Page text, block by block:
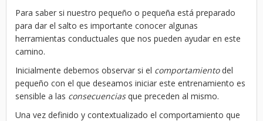
Para saber si nuestro pequeño o pequeña está preparado
para dar el salto es importante conocer algunas
herramientas conductuales que nos pueden ayudar en este
camino.
Inicialmente debemos observar si el comportamientodel
pequeño con el que deseamos iniciar este entrenamiento es
sensible a las consecuenciasque preceden al mismo.
Una vez definido y contextualizado el comportamiento que